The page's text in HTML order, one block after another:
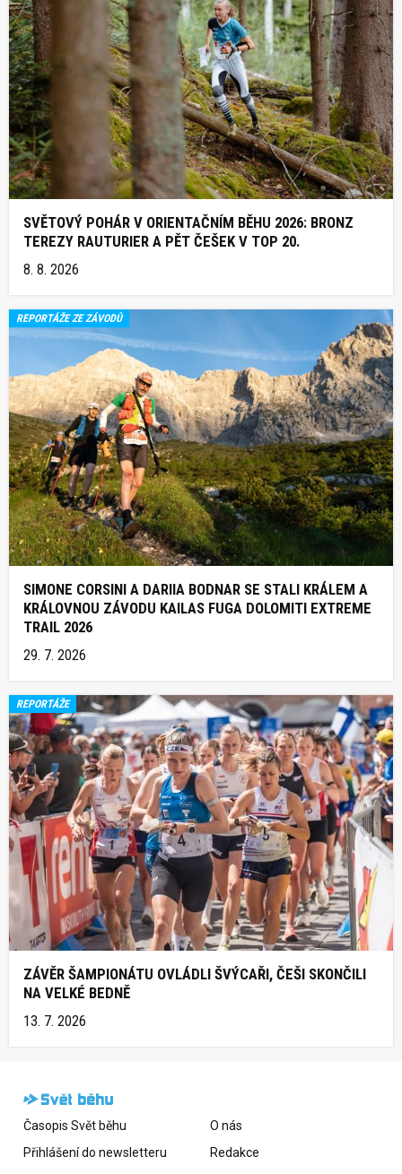
SVĚTOVÝ POHÁR V ORIENTAČNÍM BĚHU 2026: BRONZ
TEREZY RAUTURIER A PĚT ČEŠEK V TOP 20.
8. 8. 2026
REPORTÁŽE ZE ZÁVODŮ
SIMONE CORSINI A DARIIA BODNAR SE STALI KRÁLEM A
KRÁLOVNOU ZÁVODU KAILAS FUGA DOLOMITI EXTREME
TRAIL 2026
29. 7. 2026
REPORTÁŽE
ZÁVĚR ŠAMPIONÁTU OVLÁDLI ŠVÝCAŘI, ČEŠI SKONČILI
NA VELKÉ BEDNĚ
13. 7. 2026
Časopis Svět běhu
Přihlášení do newsletteru
O nás
Redakce